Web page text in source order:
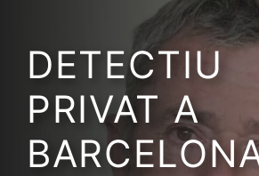
DETECTIU
PRIVAT A